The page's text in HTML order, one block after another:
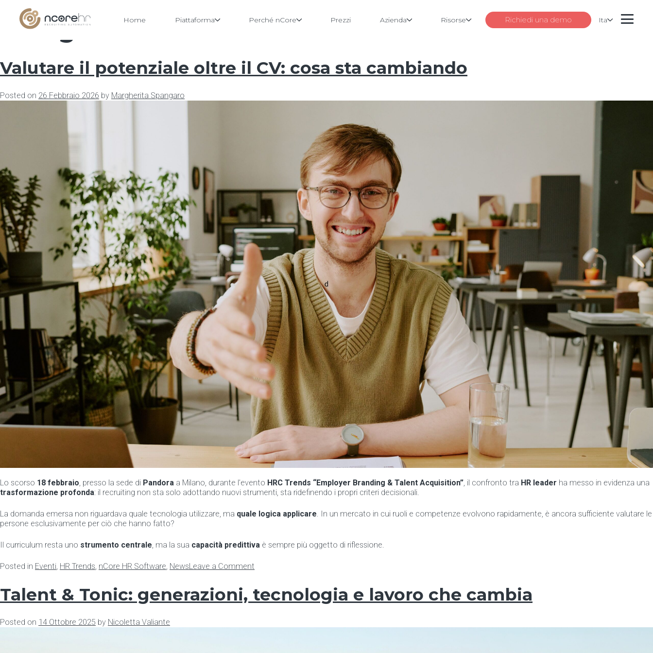
Home Piattaforma Perché nCore Prezzi Azienda Risorse Richiedi una demo Ita
Categoria:Eventi
Valutare il potenziale oltre il CV: cosa sta cambiando
Posted on 26 Febbraio 2026 by Margherita Spangaro
Lo scorso 18 febbraio, presso la sede di Pandora a Milano, durante l’evento HRC Trends “Employer Branding & Talent Acquisition”, il confronto tra HR leader ha messo in evidenza una
trasformazione profonda: il recruiting non sta solo adottando nuovi strumenti, sta ridefinendo i propri criteri decisionali.
La domanda emersa non riguardava quale tecnologia utilizzare, ma quale logica applicare. In un mercato in cui ruoli e competenze evolvono rapidamente, è ancora sufficiente valutare le
persone esclusivamente per ciò che hanno fatto?
Il curriculum resta uno strumento centrale, ma la sua capacità predittiva è sempre più oggetto di riflessione.
Posted in Eventi, HR Trends, nCore HR Software, NewsLeave a Comment
potenziale
oltre
Talent & Tonic: generazioni, tecnologia e lavoro che cambia
Posted on 14 Ottobre 2025 by Nicoletta Valiante